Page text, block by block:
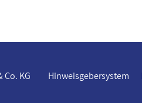
KG Hinweisgebersystem